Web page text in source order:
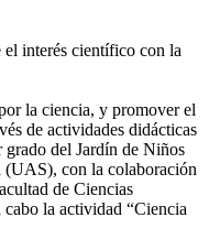
interés científico con la
la ciencia, y promover el
de actividades didácticas
grado del Jardín de Niños
(UAS), con la colaboración
de Ciencias
la actividad “Ciencia